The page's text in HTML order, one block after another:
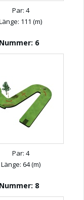
Par: 4
111 (m)
Nummer: 6
Par: 4
Länge: 64 (m)
Nummer: 8